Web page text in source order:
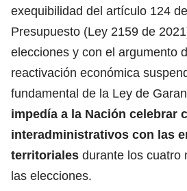
exequibilidad del artículo 124
Presupuesto (Ley 2159 de
elecciones y con el argumento
reactivación económica
fundamental de la Ley de
impedía a la Nación celebrar
interadministrativos con las
territoriales durante los cuatro
las elecciones.